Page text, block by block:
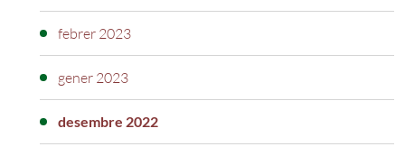
febrer 2023
gener 2023
desembre 2022